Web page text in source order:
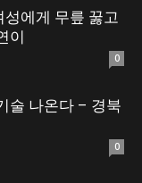
성에게 무릎 꿇고
이
0
술 나온다 – 경북
0